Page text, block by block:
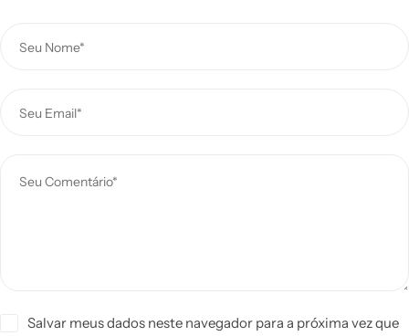
Salvar meus dados neste navegador para a próxima vez que